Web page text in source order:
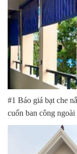
#1 Báo giá bạt che
cuốn ban công